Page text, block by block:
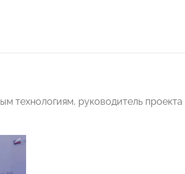
технологиям, руководитель проекта